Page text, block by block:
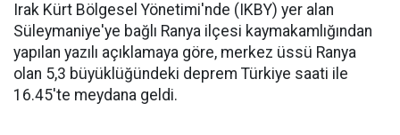
Irak Kürt Bölgesel Yönetimi'nde (IKBY) yer alan
Süleymaniye'ye bağlı Ranya ilçesi kaymakamlığından
yapılan yazılı açıklamaya göre, merkez üssü Ranya
olan 5,3 büyüklüğündeki deprem Türkiye saati ile
16.45'te meydana geldi.